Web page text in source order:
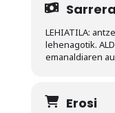
Sarrera
LEHIATILA:
lehenagotik.
emanaldiaren
Erosi